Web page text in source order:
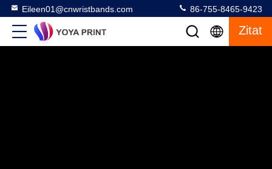
Eileen01@cnwristbands.com 86-755-8465-9423
Zitat